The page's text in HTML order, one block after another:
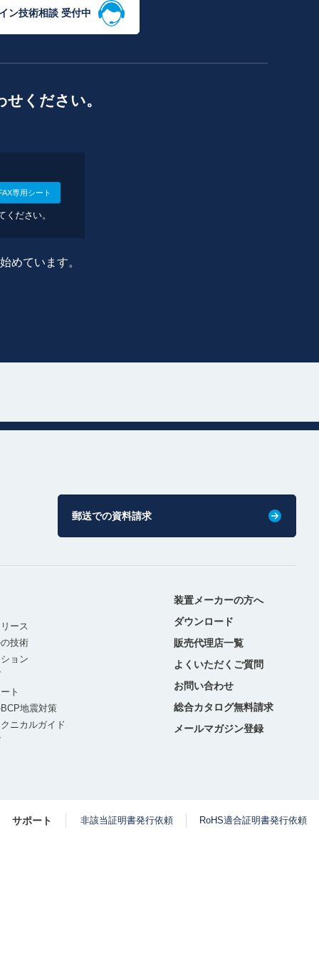
ン技術相談 受付中
ください。
専用シート
ださい。
めています。
郵送での資料請求
ース
技術
ョン
ト
地震対策
ニカルガイド
装置メーカーの方へ
ダウンロード
販売代理店一覧
よくいただくご質問
お問い合わせ
総合カタログ無料請求
メールマガジン登録
サポート 非該当証明書発行依頼 RoHS適合証明書発行依頼